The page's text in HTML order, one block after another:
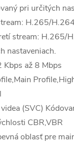
pri určitých
H.265/
stream: H.265/
nastaveniach.
Kbps až 8 Mbps
(SVC)
CBR,VBR
oblasť pre